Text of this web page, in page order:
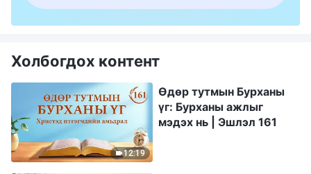
Холбогдох контент
12:19
Өдөр тутмын Бурханы
үг: Бурханы ажлыг
мэдэх нь | Эшлэл 161